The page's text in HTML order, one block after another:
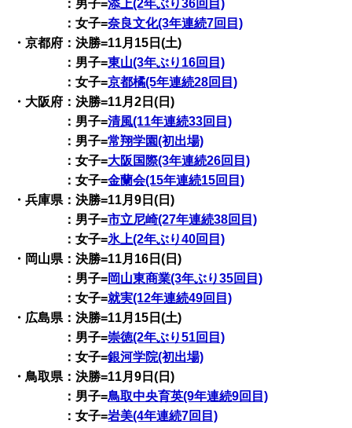
：男子=添上(2年ぶり36回目)
：女子=奈良文化(3年連続7回目)
・京都府：決勝=11月15日(土)
：男子=東山(3年ぶり16回目)
：女子=京都橘(5年連続28回目)
・大阪府：決勝=11月2日(日)
：男子=清風(11年連続33回目)
：男子=常翔学園(初出場)
：女子=大阪国際(3年連続26回目)
：女子=金蘭会(15年連続15回目)
・兵庫県：決勝=11月9日(日)
：男子=市立尼崎(27年連続38回目)
：女子=氷上(2年ぶり40回目)
・岡山県：決勝=11月16日(日)
：男子=岡山東商業(3年ぶり35回目)
：女子=就実(12年連続49回目)
・広島県：決勝=11月15日(土)
：男子=崇徳(2年ぶり51回目)
：女子=銀河学院(初出場)
・鳥取県：決勝=11月9日(日)
：男子=鳥取中央育英(9年連続9回目)
：女子=岩美(4年連続7回目)